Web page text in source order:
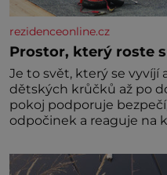
rezidenceonline.cz
Prostor, který roste
Je to svět, který se
dětských krůčků až po
pokoj podporuje
odpočinek a reaguje na
jednoduchost, měkkost
miminka měl působit